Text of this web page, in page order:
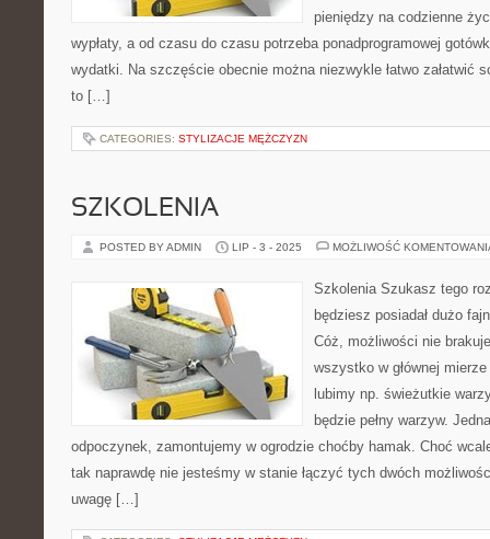
pieniędzy na codzienne
wypłaty, a od czasu do czasu potrzeba ponadprogramowej
wydatki. Na szczęście obecnie można niezwykle łatwo załatwić
to […]
CATEGORIES: STYLIZACJE MĘŻCZYZN
SZKOLENIA
POSTED BY ADMIN LIP - 3 - 2025 MOŻLIWOŚĆ
Szkolenia Szukasz tego
będziesz posiadał dużo
Cóż, możliwości nie
wszystko w głównej
lubimy np. świeżutkie
będzie pełny warzyw.
odpoczynek, zamontujemy w ogrodzie choćby hamak. Choć
tak naprawdę nie jesteśmy w stanie łączyć tych dwóch
uwagę […]